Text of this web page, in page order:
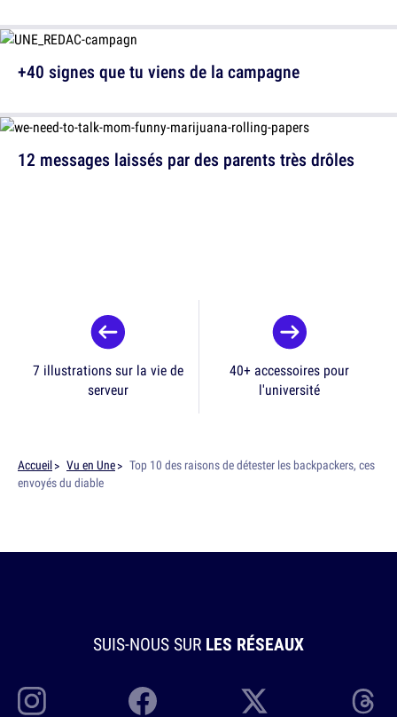
12 messages laissés par des parents très drôles
+40 signes que tu viens de la campagne
7 illustrations sur la vie de
serveur
40+ accessoires pour
l'université
Accueil Vu en Une
Top 10 des raisons de détester les backpackers, ces
envoyés du diable
SUIS-NOUS SUR LES RÉSEAUX